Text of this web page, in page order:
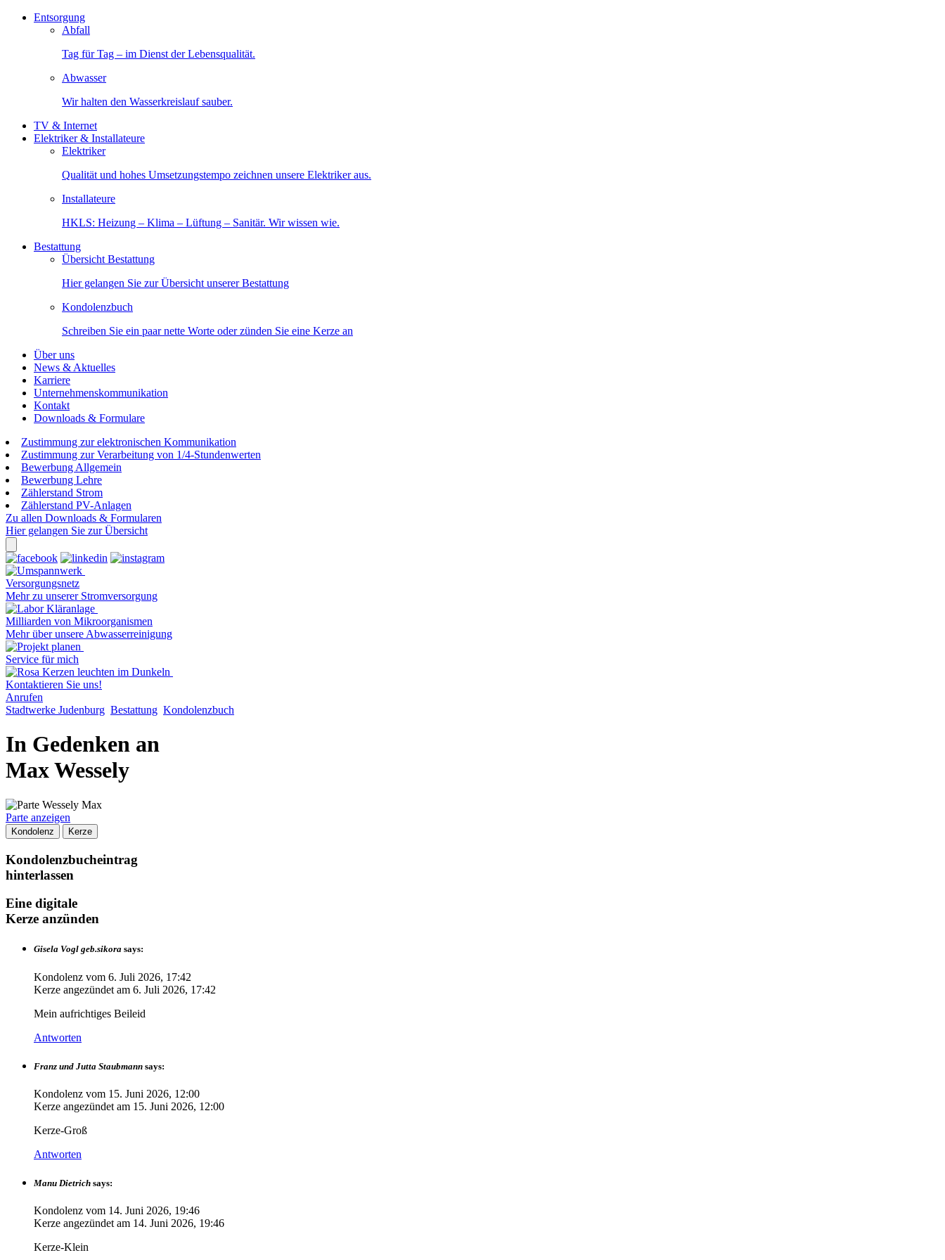
Entsorgung
Abfall
Tag für Tag – im Dienst der Lebensqualität.
Abwasser
Wir halten den Wasserkreislauf sauber.
TV & Internet
Elektriker & Installateure
Elektriker
Qualität und hohes Umsetzungstempo zeichnen unsere Elektriker aus.
Installateure
HKLS: Heizung – Klima – Lüftung – Sanitär. Wir wissen wie.
Bestattung
Übersicht Bestattung
Hier gelangen Sie zur Übersicht unserer Bestattung
Kondolenzbuch
Schreiben Sie ein paar nette Worte oder zünden Sie eine Kerze an
Über uns
News & Aktuelles
Karriere
Unternehmenskommunikation
Kontakt
Downloads & Formulare
Zustimmung zur elektronischen Kommunikation
Zustimmung zur Verarbeitung von 1/4-Stundenwerten
Bewerbung Allgemein
Bewerbung Lehre
Zählerstand Strom
Zählerstand PV-Anlagen
Zu allen Downloads & Formularen
Hier gelangen Sie zur Übersicht
Versorgungsnetz
Mehr zu unserer Stromversorgung
Milliarden von Mikroorganismen
Mehr über unsere Abwasserreinigung
Service für mich
Kontaktieren Sie uns!
Anrufen
Stadtwerke Judenburg Bestattung Kondolenzbuch
In Gedenken an
Max Wessely
Parte anzeigen
Kondolenz Kerze
Kondolenzbucheintrag
hinterlassen
Eine digitale
Kerze anzünden
Gisela Vogl geb.sikora says:
Kondolenz vom 6. Juli 2026, 17:42
Kerze angezündet am 6. Juli 2026, 17:42
Mein aufrichtiges Beileid
Antworten
Franz und Jutta Staubmann says:
Kondolenz vom 15. Juni 2026, 12:00
Kerze angezündet am 15. Juni 2026, 12:00
Kerze-Groß
Antworten
Manu Dietrich says:
Kondolenz vom 14. Juni 2026, 19:46
Kerze angezündet am 14. Juni 2026, 19:46
Kerze-Klein